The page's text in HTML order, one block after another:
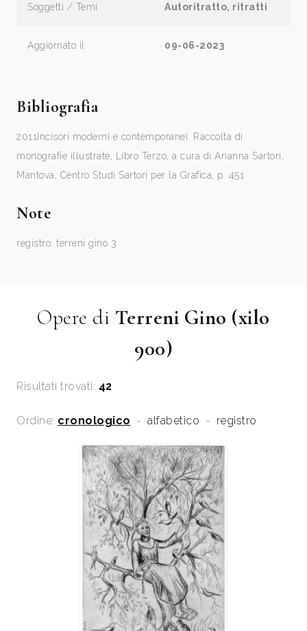
Soggetti / Temi Autoritratto, ritratti
Aggiornato il 09-06-2023
Bibliografia
2011 Incisori moderni e contemporanei. Raccolta di
monografie illustrate, Libro Terzo, a cura di Arianna Sartori,
Mantova, Centro Studi Sartori per la Grafica, p. 451
Note
registro: terreni gino 3
Opere di Terreni Gino (xilo
900)
Risultati trovati: 42
Ordine: cronologico - alfabetico - registro